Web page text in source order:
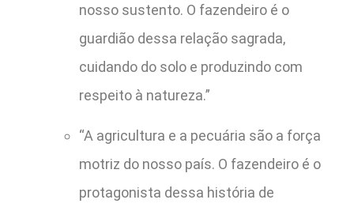
nosso sustento. O fazendeiro é o
guardião dessa relação sagrada,
cuidando do solo e produzindo com
respeito à natureza.”
“A agricultura e a pecuária são a força
motriz do nosso país. O fazendeiro é o
protagonista dessa história de